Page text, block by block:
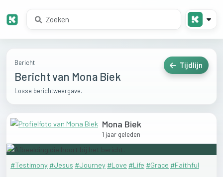
Bericht
Bericht van Mona Biek
Losse berichtweergave.
Tijdlijn
Mona Biek
1 jaar geleden
#Testimony #Jesus #Journey #Love #Life #Grace #Faithful